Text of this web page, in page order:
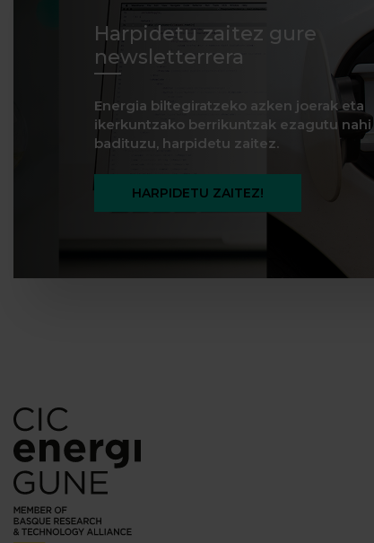
Harpidetu zaitez gure
newsletterrera
Energia biltegiratzeko azken joerak eta
ikerkuntzako berrikuntzak ezagutu nahi
badituzu, harpidetu zaitez.
HARPIDETU ZAITEZ!